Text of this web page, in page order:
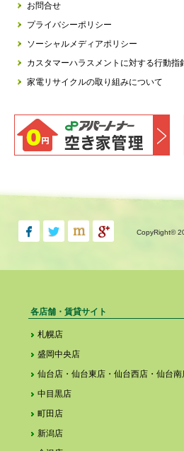
お問合せ
プライバシーポリシー
ソーシャルメディアポリシー
カスタマーハラスメントに対する行動指
家電リサイクルの取り組みについて
CopyRight©
各店舗・賃貸サイト
札幌店
盛岡中央店
仙台店・仙台東店・仙台西店・仙台南
中目黒店
町田店
新潟店